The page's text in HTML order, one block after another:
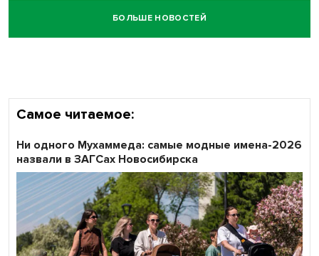
Кибертанки пошли в бой: «Ростелеком» объявляет
БОЛЬШЕ НОВОСТЕЙ
Самое читаемое:
Ни одного Мухаммеда: самые модные имена-2026
назвали в ЗАГСах Новосибирска